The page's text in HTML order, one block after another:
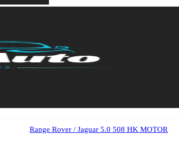
Range Rover / Jaguar 5.0 508 HK MOTOR